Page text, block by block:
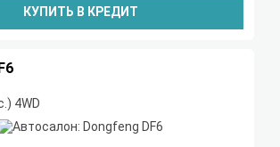
КУПИТЬ В КРЕДИТ
4WD